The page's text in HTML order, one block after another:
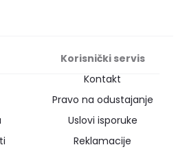
Korisnički servis
Kontakt
Pravo na odustajanje
Uslovi isporuke
Reklamacije